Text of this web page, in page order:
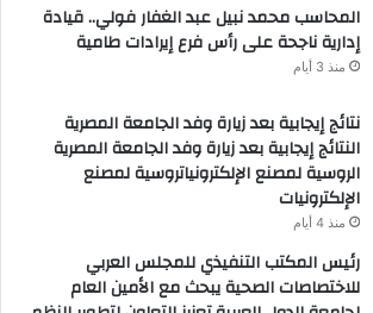
المحاسب محمد نبيل عبد الغفار فولي.. قيادة
إدارية ناجحة على رأس فرع إيرادات طامية
منذ 3 أيام
نتائج إيجابية بعد زيارة وفد الجامعة المصرية
النتائج إيجابية بعد زيارة وفد الجامعة المصرية
الروسية لمصنع الإلكترونياتروسية لمصنع
الإلكترونيات
منذ 4 أيام
رئيس المكتب التنفيذي للمجلس العربي
للاختصاصات الصحية يبحث مع الأمين العام